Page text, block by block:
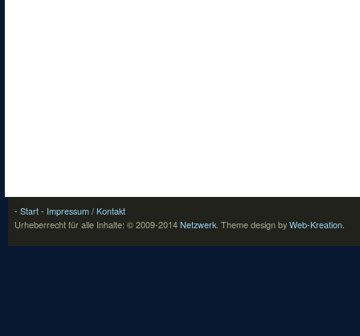
- Start - Impressum / Kontakt
Urheberrecht für alle Inhalte: © 2009-2014 Netzwerk. Theme design by Web-Kreation.